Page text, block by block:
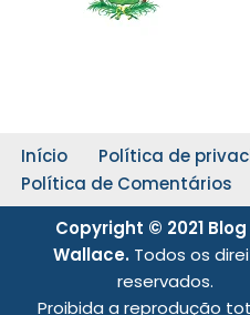
Início
Política de
Política de Comentários
Copyright © 2021
Wallace. Todos os
reservados.
Proibida a reprodução